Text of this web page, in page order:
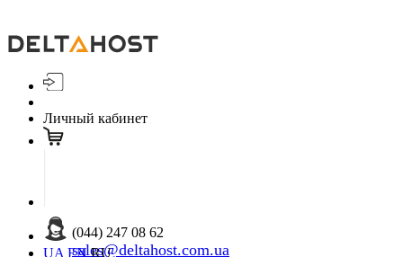
Личный кабинет
(044) 247 08 62
sales@deltahost.com.ua
UA EN RU